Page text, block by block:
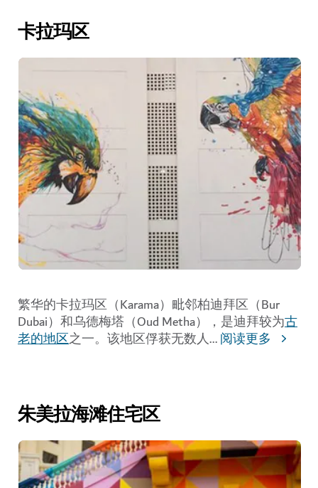
卡拉玛区
繁华的卡拉玛区（Karama） 毗邻柏迪拜区（Bur
Dubai） 和乌德梅塔（Oud Metha），是迪拜较为古
老的地区之一。该地区俘获无数人...阅读更多
朱美拉海滩住宅区